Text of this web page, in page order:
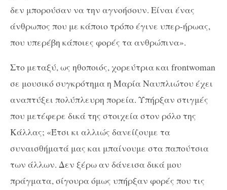
δεν μπορούσαν να την αγνοήσουν. Είναι ένας
άνθρωπος που με κάποιο τρόπο έγινε υπερ-ήρωας,
που υπερέβη κάποιες φορές τα ανθρώπινα».
Στο μεταξύ, ως ηθοποιός, χορεύτρια και frontwoman
σε μουσικό συγκρότημα η Μαρία Ναυπλιώτου έχει
αναπτύξει πολύπλευρη πορεία. Υπήρξαν στιγμές
που μετέφερε δικά της στοιχεία στον ρόλο της
Κάλλας; «Έτσι κι αλλιώς δανείζουμε τα
συναισθήματά μας και μπαίνουμε στα παπούτσια
των άλλων. Δεν ξέρω αν δάνεισα δικά μου
πράγματα, σίγουρα όμως υπήρξαν φορές που τις